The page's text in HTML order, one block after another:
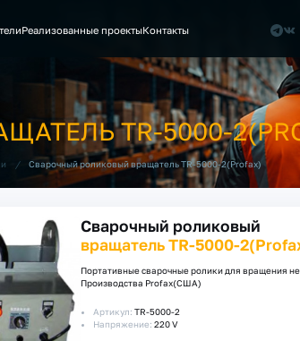
Реализованные проектыКонтакты
TR-5000-
/ Сварочный роликовый вращатель TR-5000-2(Profax)
Сварочный роликовый
вращатель TR-5000-
Портативные сварочные ролики для вращения
Производства Profax(США)
Артикул: TR-5000-2
Напряжение: 220 V